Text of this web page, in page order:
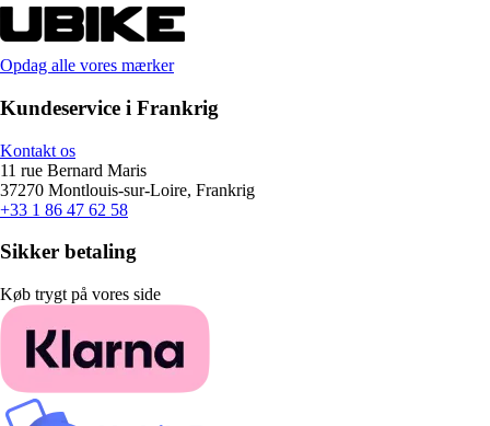
Opdag alle vores mærker
Kundeservice i Frankrig
Kontakt os
11 rue Bernard Maris
37270 Montlouis-sur-Loire, Frankrig
+33 1 86 47 62 58
Sikker betaling
Køb trygt på vores side